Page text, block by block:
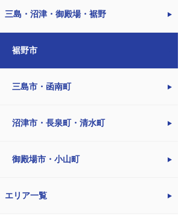
三島・沼津・御殿場・裾野
裾野市
三島市・函南町
沼津市・長泉町・清水町
御殿場市・小山町
エリア一覧